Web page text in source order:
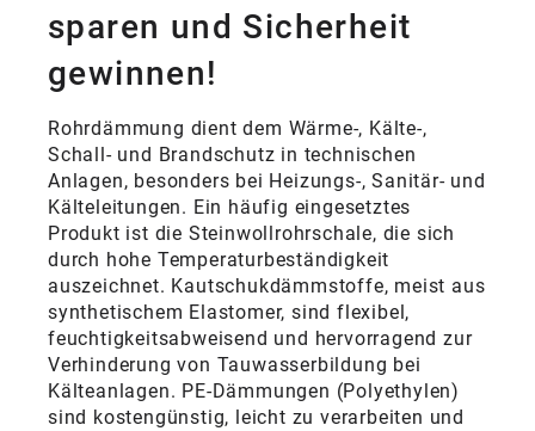
sparen und Sicherheit
gewinnen!
Rohrdämmung dient dem Wärme-, Kälte-,
Schall- und Brandschutz in technischen
Anlagen, besonders bei Heizungs-, Sanitär- und
Kälteleitungen. Ein häufig eingesetztes
Produkt ist die Steinwollrohrschale, die sich
durch hohe Temperaturbeständigkeit
auszeichnet. Kautschukdämmstoffe, meist aus
synthetischem Elastomer, sind flexibel,
feuchtigkeitsabweisend und hervorragend zur
Verhinderung von Tauwasserbildung bei
Kälteanlagen. PE-Dämmungen (Polyethylen)
sind kostengünstig, leicht zu verarbeiten und